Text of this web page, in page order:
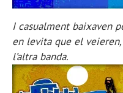
I casualment baixaven
en levita que el
l’altra banda.